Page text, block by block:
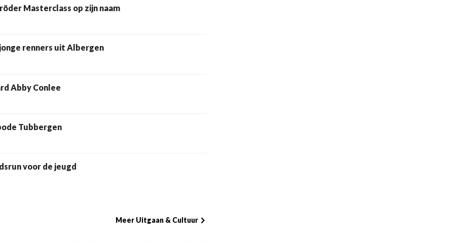
Masterclass op zijn naam
renners uit Albergen
Abby Conlee
Tubbergen
voor de jeugd
Meer Uitgaan & Cultuur